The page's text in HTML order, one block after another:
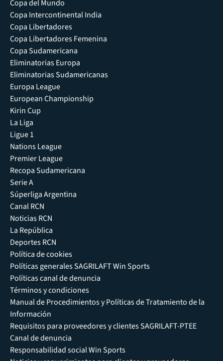
Copa del Mundo
Copa Intercontinental India
Copa Libertadores
Copa Libertadores Femenina
Copa Sudamericana
Eliminatorias Europa
Eliminatorias Sudamericanas
Europa League
European Championship
Kirin Cup
La Liga
Ligue 1
Nations League
Premier League
Recopa Sudamericana
Serie A
Súperliga Argentina
Canal RCN
Noticias RCN
La República
Deportes RCN
Política de cookies
Políticas generales SAGRILAFT Win Sports
Políticas canal de denuncia
Términos y condiciones
Manual de Procedimientos y Políticas de Tratamiento de la
Información
Requisitos para proveedores y clientes SAGRILAFT-PTEE
Canal de denuncia
Responsabilidad social Win Sports